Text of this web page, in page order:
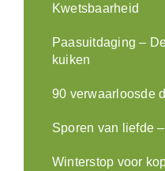
Kwetsbaarheid
Paasuitdaging –
kuiken
90 verwaarloosde
Sporen van liefde
Winterstop voor